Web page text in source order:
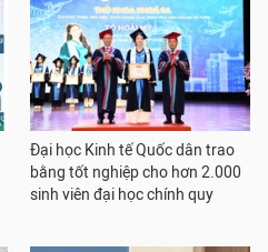
Đại học Kinh tế Quốc dân trao
bằng tốt nghiệp cho hơn 2.000
sinh viên đại học chính quy